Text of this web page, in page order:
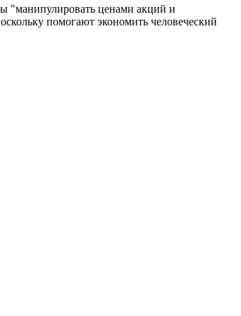
"манипулировать ценами акций и
помогают экономить человеческий